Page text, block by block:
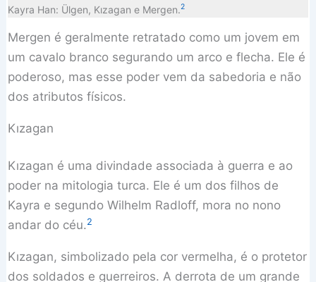
Kayra Han: Ülgen, Kızagan e Mergen.2
Mergen é geralmente retratado como um jovem em
um cavalo branco segurando um arco e flecha. Ele é
poderoso, mas esse poder vem da sabedoria e não
dos atributos físicos.
Kızagan
Kızagan é uma divindade associada à guerra e ao
poder na mitologia turca. Ele é um dos filhos de
Kayra e segundo Wilhelm Radloff, mora no nono
andar do céu.2
Kızagan, simbolizado pela cor vermelha, é o protetor
dos soldados e guerreiros. A derrota de um grande